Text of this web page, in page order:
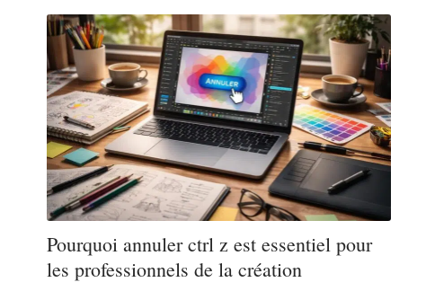
Pourquoi annuler ctrl z est essentiel pour
les professionnels de la création